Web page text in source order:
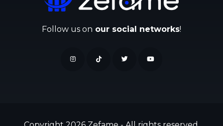
Follow us on our social networks!